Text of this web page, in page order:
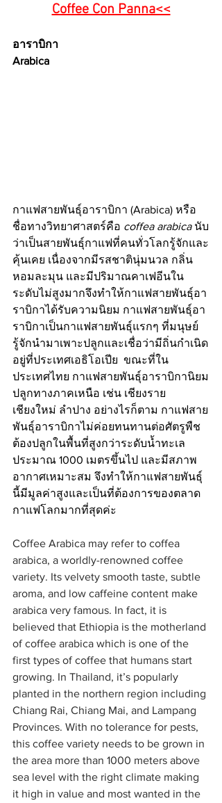
Coffee Con Panna<<
อาราบิกา
Arabica
กาแฟสายพันธุ์อาราบิกา (Arabica) หรือ
ชื่อทางวิทยาศาสตร์คือ coffea arabica นับ
ว่าเป็นสายพันธุ์กาแฟที่คนทั่วโลกรู้จักและ
คุ้นเคย เนื่องจากมีรสชาตินุ่มนวล กลิ่น
หอมละมุน และมีปริมาณคาเฟอีนใน
ระดับไม่สูงมากจึงทำให้กาแฟสายพันธุ์อา
ราบิกาได้รับความนิยม กาแฟสายพันธุ์อา
ราบิกาเป็นกาแฟสายพันธุ์แรกๆ ที่มนุษย์
รู้จักนำมาเพาะปลูกและเชื่อว่ามีถิ่นกำเนิด
อยู่ที่ประเทศเอธิโอเปีย  ขณะที่ใน
ประเทศไทย กาแฟสายพันธุ์อาราบิกานิยม
ปลูกทางภาคเหนือ เช่น เชียงราย
เชียงใหม่ ลำปาง อย่างไรก็ตาม กาแฟสาย
พันธุ์อาราบิกาไม่ค่อยทนทานต่อศัตรูพืช
ต้องปลูกในพื้นที่สูงกว่าระดับน้ำทะเล
ประมาณ 1000 เมตรขึ้นไป และมีสภาพ
อากาศเหมาะสม จึงทำให้กาแฟสายพันธุ์
นี้มีมูลค่าสูงและเป็นที่ต้องการของตลาด
กาแฟโลกมากที่สุดค่ะ
Coffee Arabica may refer to coffea
arabica, a worldly-renowned coffee
variety. Its velvety smooth taste, subtle
aroma, and low caffeine content make
arabica very famous. In fact, it is
believed that Ethiopia is the motherland
of coffee arabica which is one of the
first types of coffee that humans start
growing. In Thailand, it’s popularly
planted in the northern region including
Chiang Rai, Chiang Mai, and Lampang
Provinces. With no tolerance for pests,
this coffee variety needs to be grown in
the area more than 1000 meters above
sea level with the right climate making
it high in value and most wanted in the